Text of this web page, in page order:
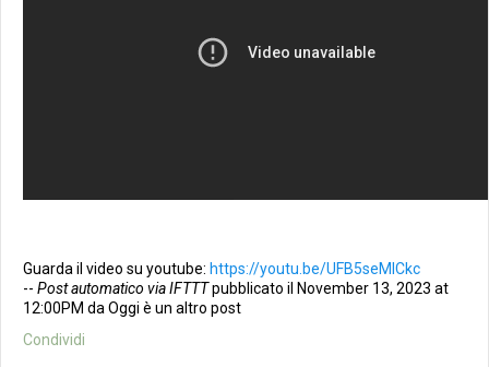
Guarda il video su youtube: https://youtu.be/UFB5seMICkc
-- Post automatico via IFTTTpubblicato il November 13, 2023 at
12:00PM da Oggi è un altro post
Condividi